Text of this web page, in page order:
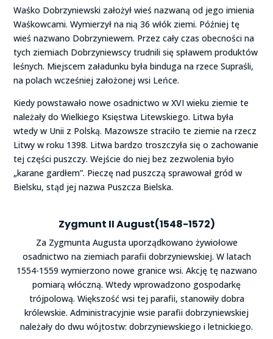
Waśko Dobrzyniewski założył wieś nazwaną od jego imienia
Waśkowcami. Wymierzył na nią 36 włók ziemi. Później tę
wieś nazwano Dobrzyniewem. Przez cały czas obecności na
tych ziemiach Dobrzyniewscy trudnili się spławem produktów
leśnych. Miejscem załadunku była binduga na rzece Supraśli,
na polach wcześniej założonej wsi Leńce.
Kiedy powstawało nowe osadnictwo w XVI wieku ziemie te
należały do Wielkiego Księstwa Litewskiego. Litwa była
wtedy w Unii z Polską. Mazowsze straciło te ziemie na rzecz
Litwy w roku 1398. Litwa bardzo troszczyła się o zachowanie
tej części puszczy. Wejście do niej bez zezwolenia było
„karane gardłem”. Pieczę nad puszczą sprawował gród w
Bielsku, stąd jej nazwa Puszcza Bielska.
Zygmunt II August(1548-1572)
Za Zygmunta Augusta uporządkowano żywiołowe
osadnictwo na ziemiach parafii dobrzyniewskiej. W latach
1554-1559 wymierzono nowe granice wsi. Akcję tę nazwano
pomiarą włóczną. Wtedy wprowadzono gospodarkę
trójpolową. Większość wsi tej parafii, stanowiły dobra
królewskie. Administracyjnie wsie parafii dobrzyniewskiej
należały do dwu wójtostw: dobrzyniewskiego i letnickiego.